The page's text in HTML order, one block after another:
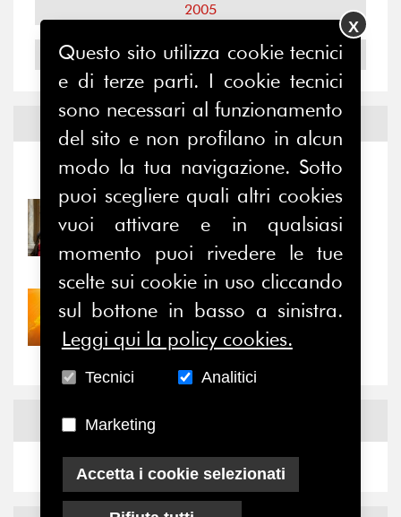
2005
2004
Notizie-Eventi
31/07/2026
Prima della pausa estiva,
il valore di...
30/07/2026
Nove anni dopo la
“grande cecità”: la...
News
Questo sito utilizza cookie tecnici
e di terze parti. I cookie tecnici
sono necessari al funzionamento
del sito e non profilano in alcun
modo la tua navigazione. Sotto
puoi scegliere quali altri cookies
vuoi attivare e in qualsiasi
momento puoi rivedere le tue
scelte sui cookie in uso cliccando
sul bottone in basso a sinistra.
Leggi qui la policy cookies.
Tecnici Analitici
Marketing
Accetta i cookie selezionati
X